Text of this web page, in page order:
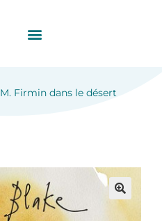
M. Firmin dans le désert